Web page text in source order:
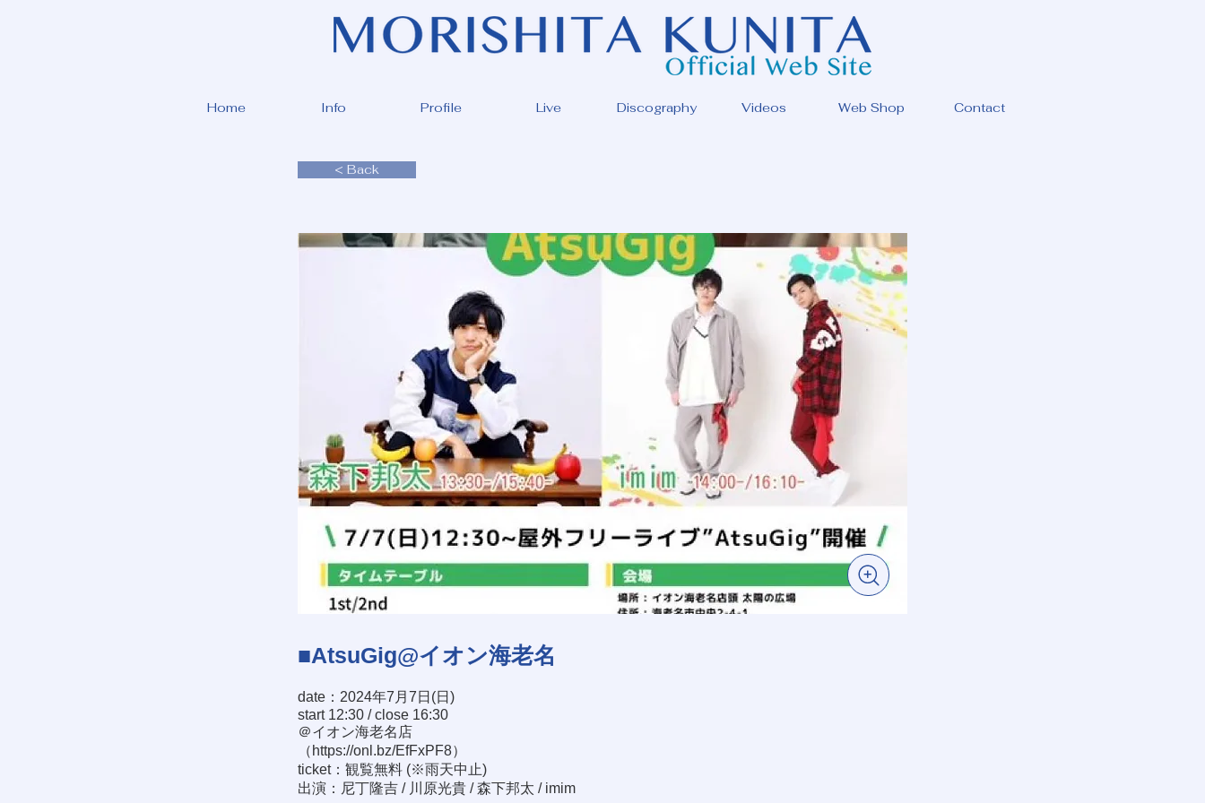
Home Info Profile Live Discography Videos Web Shop Contact
< Back
■AtsuGig@イオン海老名
date：2024年7月7日(日)
start 12:30 / close 16:30
＠イオン海老名店
（ https://onl.bz/EfFxPF8）
ticket：観覧無料 (※雨天中止)
出演：尼丁隆吉 / 川原光貴 / 森下邦太 / imim